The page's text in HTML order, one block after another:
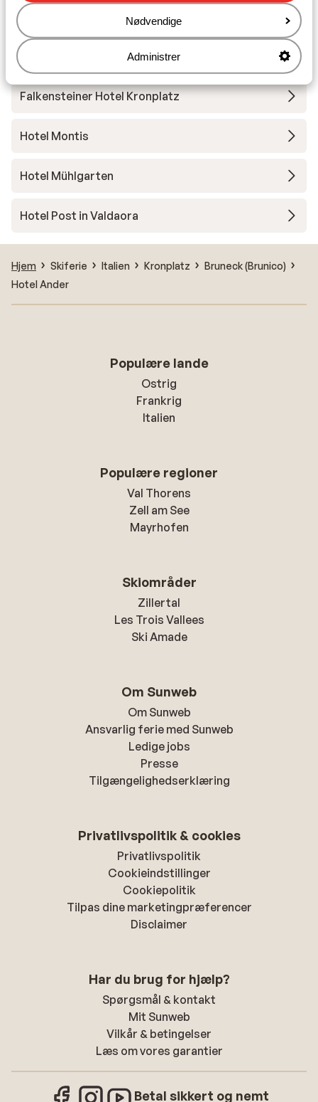
Nødvendige
Administrer
Hotel Bologna
Falkensteiner Hotel Kronplatz
Hotel Montis
Hotel Mühlgarten
Hotel Post in Valdaora
Hjem Skiferie Italien Kronplatz
Bruneck (Brunico)
Hotel Ander
Populære lande
Ostrig
Frankrig
Italien
Populære regioner
Val Thorens
Zell am See
Mayrhofen
Skiområder
Zillertal
Les Trois Vallees
Ski Amade
Om Sunweb
Om Sunweb
Ansvarlig ferie med Sunweb
Ledige jobs
Presse
Tilgængelighedserklæring
Privatlivspolitik & cookies
Privatlivspolitik
Cookieindstillinger
Cookiepolitik
Tilpas dine marketingpræferencer
Disclaimer
Har du brug for hjælp?
Spørgsmål & kontakt
Mit Sunweb
Vilkår & betingelser
Læs om vores garantier
Betal sikkert og nemt